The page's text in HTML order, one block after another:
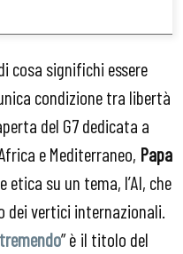
cosa significhi essere
condizione tra libertà
del G7 dedicata a
e Mediterraneo, Papa
su un tema, l’AI, che
dei vertici internazionali.
” è il titolo del